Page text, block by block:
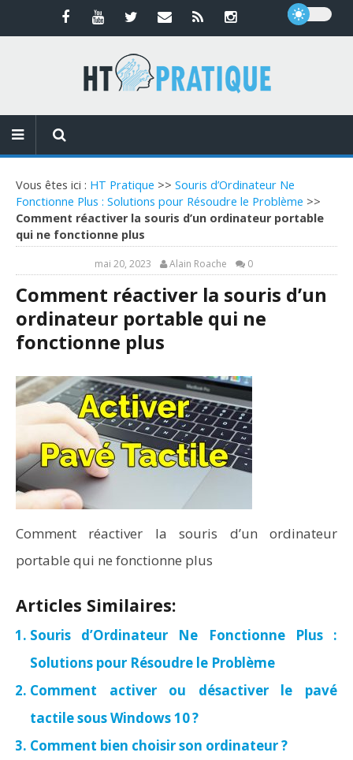
Vous êtes ici : HT Pratique >> Souris d’Ordinateur Ne
Fonctionne Plus : Solutions pour Résoudre le Problème >>
Comment réactiver la souris d’un ordinateur portable
qui ne fonctionne plus
mai 20, 2023 Alain Roache 0
Comment réactiver la souris d’un
ordinateur portable qui ne
fonctionne plus
Comment réactiver la souris d’un ordinateur
portable qui ne fonctionne plus
Articles Similaires:
Souris d’Ordinateur Ne Fonctionne Plus :
Solutions pour Résoudre le Problème
Comment activer ou désactiver le pavé
tactile sous Windows 10 ?
Comment bien choisir son ordinateur ?